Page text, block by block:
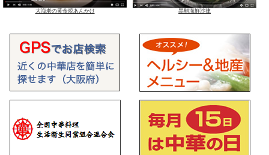
大海老の黄金焼あんかけ 黒醋海鮮沙律